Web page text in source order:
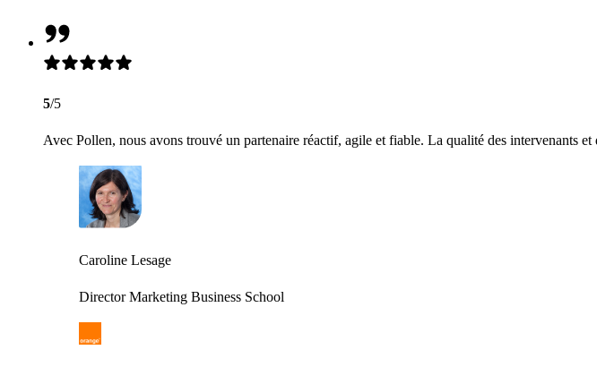
5/5
Avec Pollen, nous avons trouvé un partenaire réactif, agile et fiable. La qualité des intervenants
Caroline Lesage
Director Marketing Business School